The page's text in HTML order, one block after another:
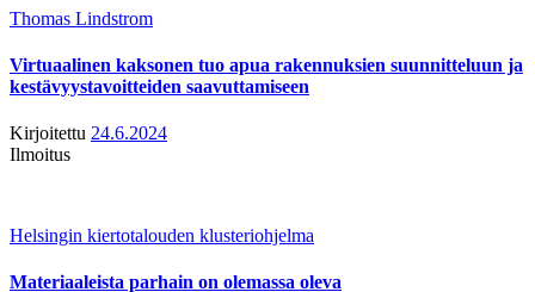
Thomas Lindstrom
Virtuaalinen kaksonen tuo apua rakennuksien suunnitteluun ja
kestävyystavoitteiden saavuttamiseen
Kirjoitettu 24.6.2024
Ilmoitus
Helsingin kiertotalouden klusteriohjelma
Materiaaleista parhain on olemassa oleva